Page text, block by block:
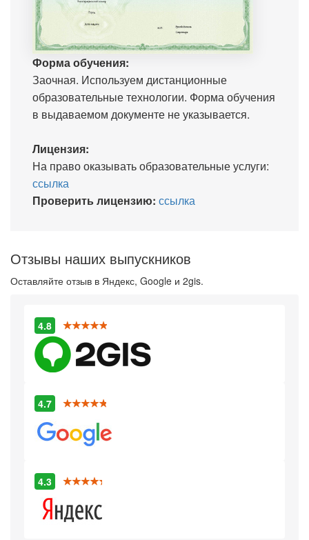
Форма обучения:
Заочная. Используем дистанционные
образовательные технологии. Форма обучения
в выдаваемом документе не указывается.
Лицензия:
На право оказывать образовательные услуги:
ссылка
Проверить лицензию: ссылка
Отзывы наших выпускников
Оставляйте отзыв в Яндекс, Google и 2gis.
4.8
4.7
4.3